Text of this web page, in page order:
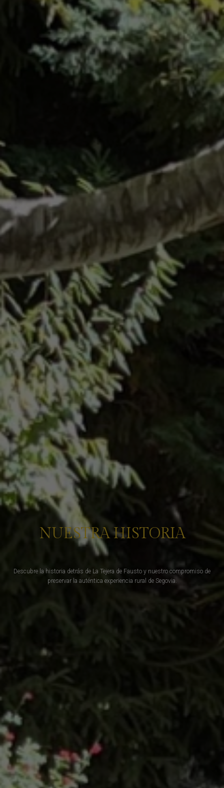
NUESTRA HISTORIA
Descubre la historia detrás de La Tejera de Fausto y nuestro compromiso de
preservar la auténtica experiencia rural de Segovia.